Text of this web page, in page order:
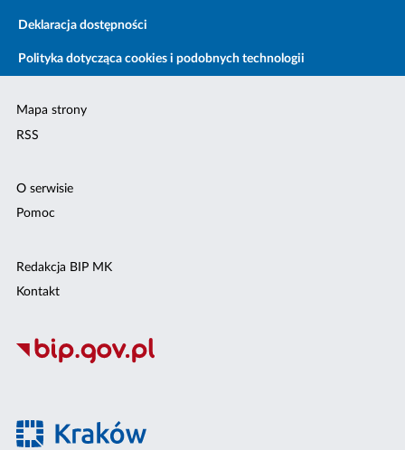
Deklaracja dostępności
Polityka dotycząca cookies i podobnych technologii
Mapa strony
RSS
O serwisie
Pomoc
Redakcja BIP MK
Kontakt